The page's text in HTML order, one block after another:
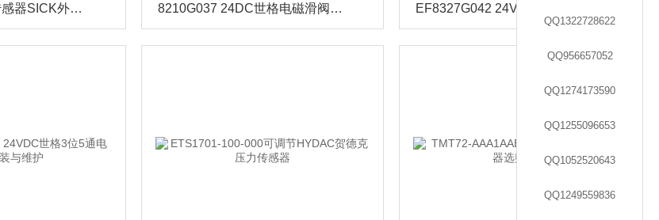
GL6-P1111光电传感器SICK外形图1050708 8210G037 24DC世格电磁滑阀,ASCO选择要点
QQ1322728622
QQ956657052
QQ1274173590
QQ1255096653
QQ1052520643
QQ1249559836